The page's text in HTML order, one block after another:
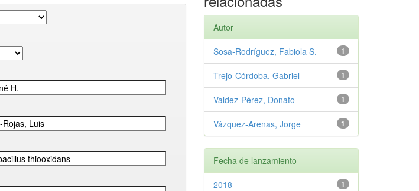
Autor
1
Sosa‑Rodríguez, Fabiola S.
1
Trejo‑Córdoba, Gabriel
1
Valdez‑Pérez, Donato
1
Vázquez‑Arenas, Jorge
Fecha de lanzamiento
1
2018